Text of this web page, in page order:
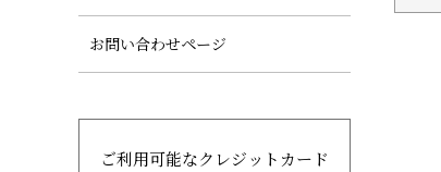
お問い合わせページ
ご利用可能なクレジットカード